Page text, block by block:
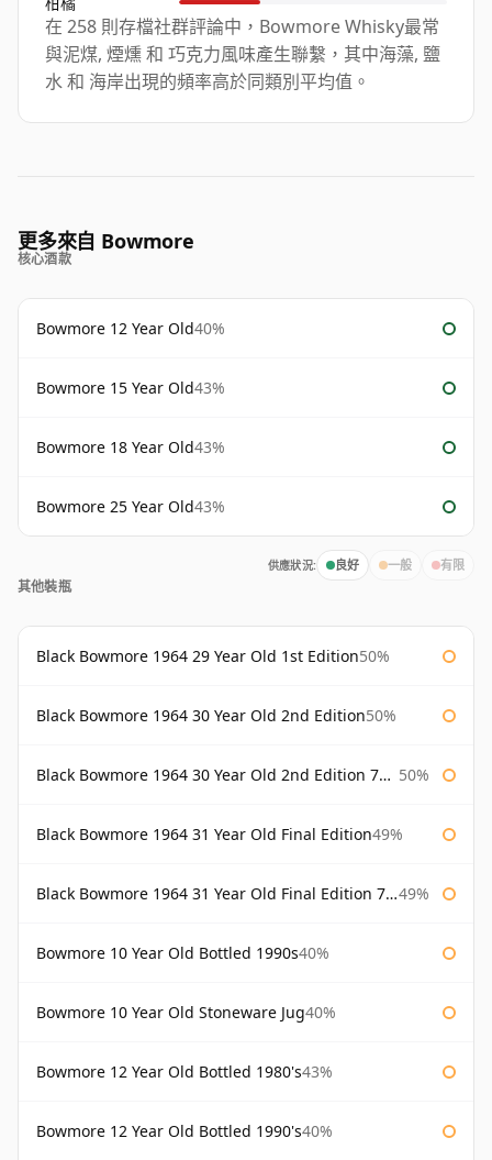
在 258 則存檔社群評論中，Bowmore Whisky最常
與泥煤, 煙燻 和 巧克力風味產生聯繫，其中海藻, 鹽
水 和 海岸出現的頻率高於同類別平均值。
更多來自 Bowmore
核心酒款
Bowmore 12 Year Old40%
Bowmore 15 Year Old43%
Bowmore 18 Year Old43%
Bowmore 25 Year Old43%
供應狀況: 良好 一般 有限
其他裝瓶
Black Bowmore 1964 29 Year Old 1st Edition50%
Black Bowmore 1964 30 Year Old 2nd Edition50%
Black Bowmore 1964 30 Year Old 2nd Edition 75cl 50%
Black Bowmore 1964 31 Year Old Final Edition49%
Black Bowmore 1964 31 Year Old Final Edition 75cl 49%
Bowmore 10 Year Old Bottled 1990s40%
Bowmore 10 Year Old Stoneware Jug40%
Bowmore 12 Year Old Bottled 1980's43%
Bowmore 12 Year Old Bottled 1990's40%